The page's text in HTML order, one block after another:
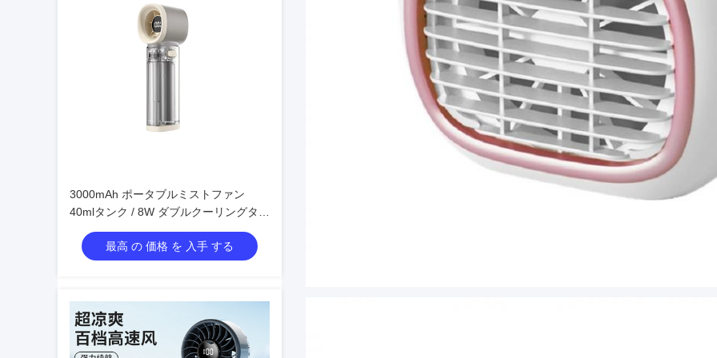
3000mAh ポータブルミストファン
40mlタンク / 8W ダブルクーリングタイ
プC 急速充電 4色
最高 の 価格 を 入手 する